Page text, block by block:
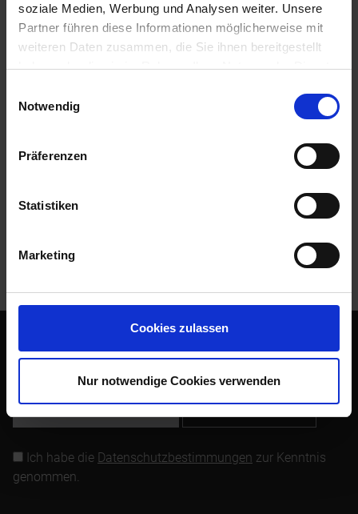
soziale Medien, Werbung und Analysen weiter. Unsere
Partner führen diese Informationen möglicherweise mit
weiteren Daten zusammen, die Sie ihnen bereitgestellt
haben oder die sie im Rahmen Ihrer Nutzung der Dienste
Cookies, wenn Sie unsere Webseite weiterhin nutzen.
Notwendig
Präferenzen
Statistiken
Marketing
Cookies zulassen
Nur notwendige Cookies verwenden
Merken Bewerten
Artikel Nr.: 3499153
Schraubensatz für die Montage unserer Siebenrock
Bewertungen lesen, schreiben und diskutieren...
mehr
Abonnieren Sie den kostenlosen Newsletter und verpassen
Ich habe die Datenschutzbestimmungen zur Kenntnis
genommen.